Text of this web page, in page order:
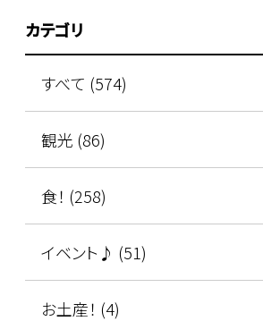
カテゴリ
すべて (574)
観光 (86)
食！ (258)
イベント♪ (51)
お土産！ (4)